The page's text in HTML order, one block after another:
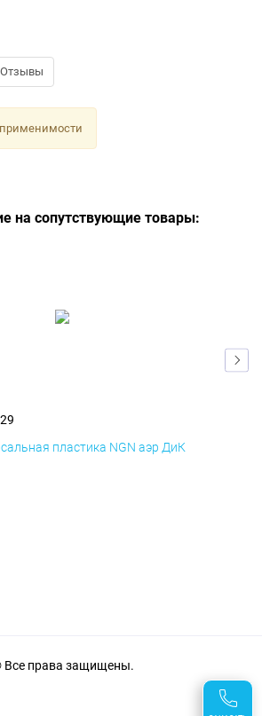
Отзывы
на сопутствующие товары:
пластика NGN аэр ДиК
Все права защищены.